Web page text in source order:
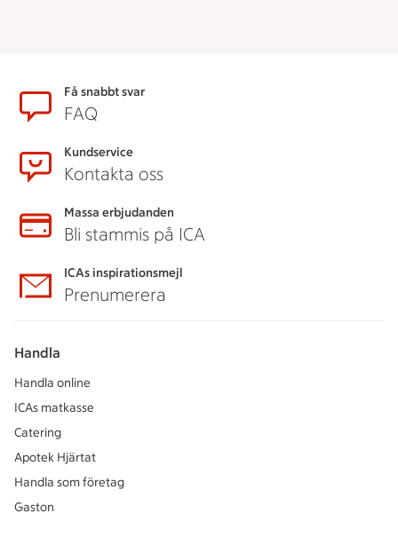
SidfotFå snabbt svar
FAQ
Kundservice
Kontakta oss
Massa erbjudanden
Bli stammis på ICA
ICAs inspirationsmejl
Prenumerera
Handla
Handla online
ICAs matkasse
Catering
Apotek Hjärtat
Handla som företag
Gaston